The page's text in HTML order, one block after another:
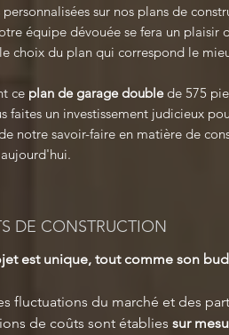
sur nos plans de
équipe dévouée se fera un plaisir
choix du plan qui correspond le
ce plan de garage doublede 575
faites un investissement judicieux
notre savoir-faire en matière de
DE CONSTRUCTION
est unique, tout comme son
fluctuations du marché et des
de coûts sont établies sur